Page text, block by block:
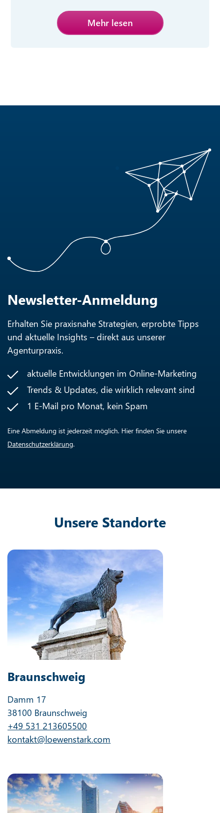
Mehr lesen
Newsletter-Anmeldung
Erhalten Sie praxisnahe Strategien, erprobte Tipps
und aktuelle Insights – direkt aus unserer
Agenturpraxis.
aktuelle Entwicklungen im Online-Marketing
Trends & Updates, die wirklich relevant sind
1 E-Mail pro Monat, kein Spam
Eine Abmeldung ist jederzeit möglich. Hier finden Sie unsere
Datenschutzerklärung.
Unsere Standorte
Braunschweig
Damm 17
38100 Braunschweig
+49 531 213605500
kontakt@loewenstark.com